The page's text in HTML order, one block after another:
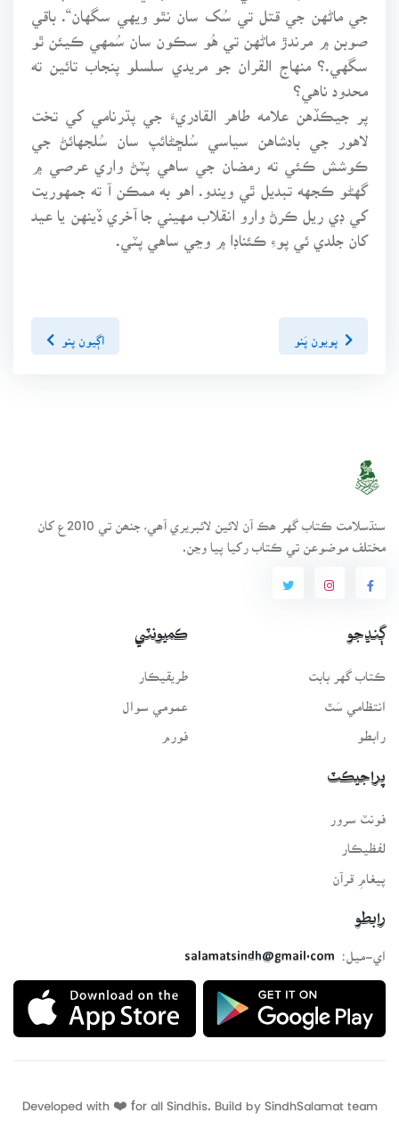
جي ماڻهن جي قتل تي سُک سان نٿو ويهي سگهان“. باقي
صوبن ۾ مرندڙ ماڻهن تي هُو سڪون سان سُمهي ڪيئن ٿو
سگهي.؟ منهاج القران جو مريدي سلسلو پنجاب تائين ته
محدود ناهي؟
پر جيڪڏهن علامه طاهر القادريءَ جي پڌرنامي کي تخت
لاهور جي بادشاهن سياسي سُلڇڻائپ سان سُلجهائڻ جي
ڪوشش ڪئي ته رمضان جي ساهي پٽڻ واري عرصي ۾
گهڻو ڪجهه تبديل ٿي ويندو. اهو به ممڪن آ ته جمهوريت
کي ڊي ريل ڪرڻ وارو انقلاب مهيني جا آخري ڏينهن يا عيد
کان جلدي ئي پوءِ ڪئناڊا ۾ وڃي ساهي پٽي.
پويون پَنو اڳيون پنو
سنڌسلامت ڪتاب گهر ھڪ آن لائين لائبريري آھي، جنھن تي 2010ع کان
مختلف موضوعن تي ڪتاب رکيا پيا وڃن.
ڳنڍجو
ڪتاب گهر بابت
انتظامي سَٿ
رابطو
ڪميونٽي
طريقيڪار
عمومي سوال
فورم
پراجيڪٽ
لفظيڪار
پيغامِ قرآن
رابطو
اي-ميل:
salamatsindh@gmail.com
Developed with ❤️ for all Sindhis. Build by